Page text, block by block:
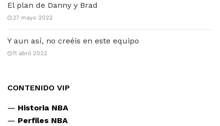
El plan de Danny y Brad
27 mayo 2022
Y aun así, no creéis en este equipo
11 abril 2022
CONTENIDO VIP
— Historia NBA
— Perfiles NBA